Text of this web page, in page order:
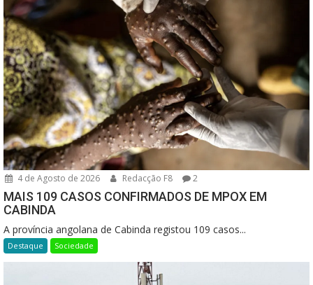
4 de Agosto de 2026 Redacção F8 2
MAIS 109 CASOS CONFIRMADOS DE MPOX EM
CABINDA
A província angolana de Cabinda registou 109 casos...
Destaque Sociedade